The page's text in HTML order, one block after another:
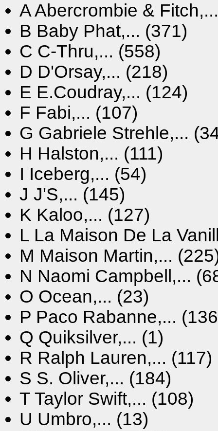
AAbercrombie &
B Baby Phat,... (371)
C C-Thru,... (558)
D D'Orsay,... (218)
E E.Coudray,... (124)
F Fabi,... (107)
G Gabriele Strehle,...
H Halston,... (111)
I Iceberg,... (54)
J J'S,... (145)
K Kaloo,... (127)
L La Maison De La
M Maison Martin,...
N Naomi Campbell,...
O Ocean,... (23)
P Paco Rabanne,...
Q Quiksilver,... (1)
R Ralph Lauren,... (117)
S S. Oliver,... (184)
T Taylor Swift,... (108)
U Umbro,... (13)